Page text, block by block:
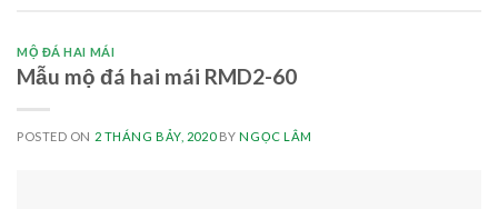
MỘ ĐÁ HAI MÁI
Mẫu mộ đá hai mái RMD2-60
POSTED ON 2 THÁNG BẢY, 2020BYNGỌC LÂM